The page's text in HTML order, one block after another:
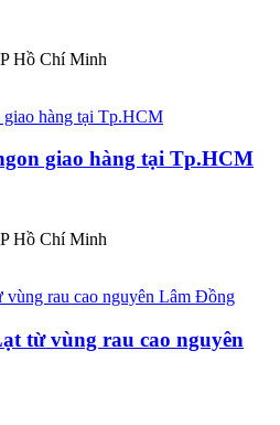
Hồ Chí Minh
giao hàng tại Tp.HCM
Hồ Chí Minh
từ vùng rau cao nguyên